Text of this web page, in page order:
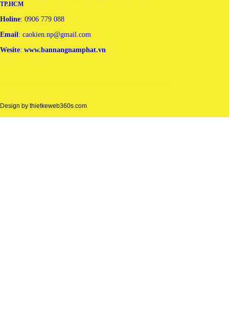
TP.HCM
Holine: 0906 779 088
Email: caokien.np@gmail.com
Wesite: www.bannangnamphat.vn
Design by thietkeweb360s.com